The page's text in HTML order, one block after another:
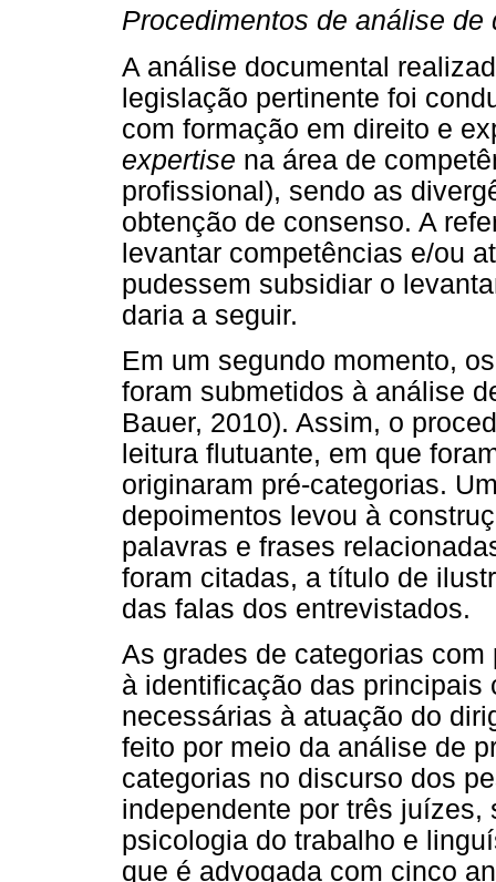
Procedimentos de análise de
A análise documental
legislação pertinente foi
com formação em direito e
expertise na área de
profissional), sendo as
obtenção de consenso. A
levantar competências e/ou
pudessem subsidiar o
daria a seguir.
Em um segundo momento,
foram submetidos à análise
Bauer, 2010). Assim, o
leitura flutuante, em que
originaram pré-categorias.
depoimentos levou à
palavras e frases
foram citadas, a título de
das falas dos entrevistados.
As grades de categorias
à identificação das
necessárias à atuação do
feito por meio da análise de
categorias no discurso dos
independente por três
psicologia do trabalho e
que é advogada com cinco